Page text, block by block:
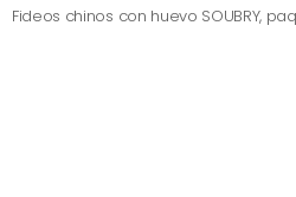
Fideos chinos con huevo SOUBRY,